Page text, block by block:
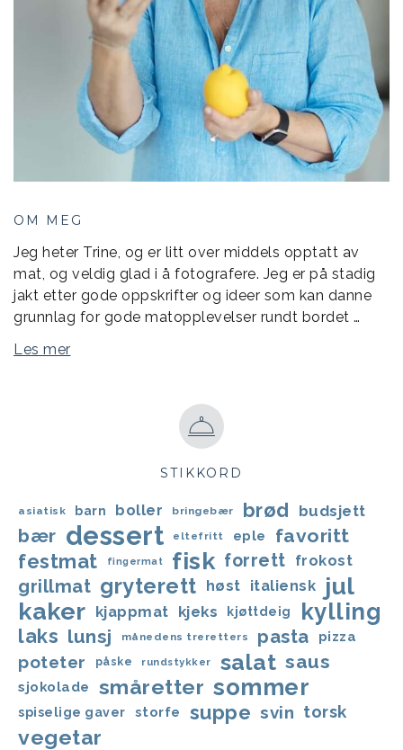
OM MEG
Jeg heter Trine, og er litt over middels opptatt av
mat, og veldig glad i å fotografere. Jeg er på stadig
jakt etter gode oppskrifter og ideer som kan danne
grunnlag for gode matopplevelser rundt bordet …
Les mer
STIKKORD
asiatisk barn boller bringebær brød budsjett
bær dessert eltefritt eple favoritt
festmat fingermat fisk forrett frokost
grillmat gryterett høst italiensk
jul
kaker kjappmat kjeks kjøttdeig kylling
laks lunsj månedens treretters pasta pizza
poteter påske rundstykker salat saus
sjokolade småretter sommer
spiselige gaver storfe suppe svin torsk
vegetar